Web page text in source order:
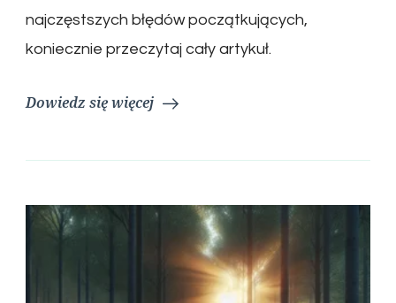
najczęstszych błędów początkujących,
koniecznie przeczytaj cały artykuł.
Dowiedz się więcej